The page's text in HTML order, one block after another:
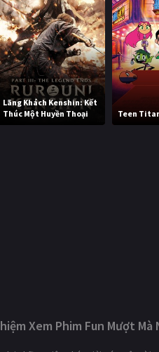
Lãng Khách Kenshin: Kết
Thúc Một Huyền Thoại
Teen
Xem Phim Fun Mượt Mà